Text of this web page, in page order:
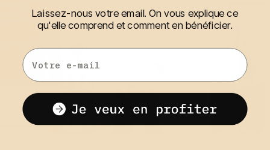
Laissez-nous votre email. On vous explique ce
qu'elle comprend et comment en bénéficier.
Email